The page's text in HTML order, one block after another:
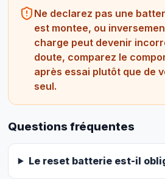
Ne declarez pas une
est montee, ou
charge peut devenir
doute, comparez le
après essai plutôt que de
seul.
Questions fréquentes
Le reset batterie est-il